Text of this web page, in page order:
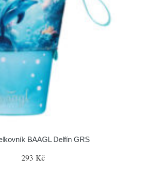
BAAGL Delfín GRS
293 Kč